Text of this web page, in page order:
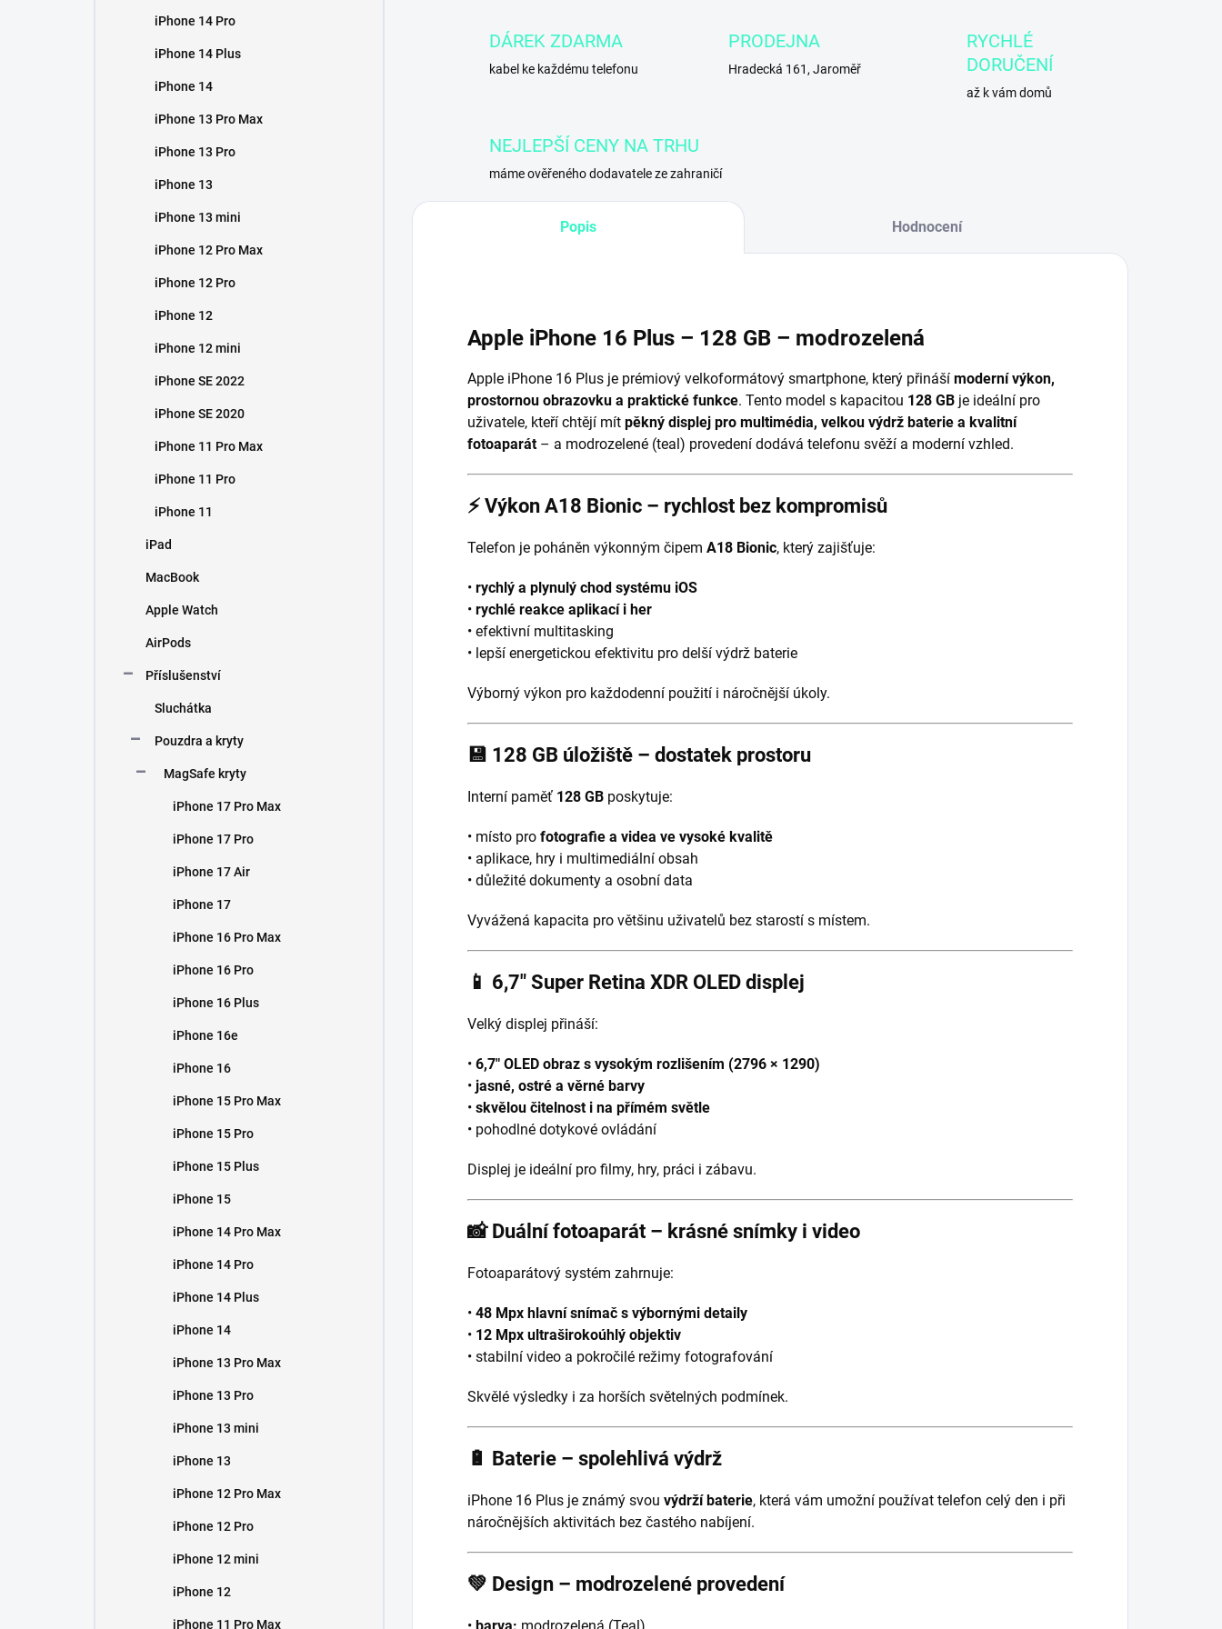
iPhone 14 Pro
iPhone 14 Plus
iPhone 14
iPhone 13 Pro Max
iPhone 13 Pro
iPhone 13
iPhone 13 mini
iPhone 12 Pro Max
iPhone 12 Pro
iPhone 12
iPhone 12 mini
iPhone SE 2022
iPhone SE 2020
iPhone 11 Pro Max
iPhone 11 Pro
iPhone 11
iPad
MacBook
Apple Watch
AirPods
Příslušenství
Sluchátka
Pouzdra a kryty
MagSafe kryty
iPhone 17 Pro Max
iPhone 17 Pro
iPhone 17 Air
iPhone 17
iPhone 16 Pro Max
iPhone 16 Pro
iPhone 16 Plus
iPhone 16e
iPhone 16
iPhone 15 Pro Max
iPhone 15 Pro
iPhone 15 Plus
iPhone 15
iPhone 14 Pro Max
iPhone 14 Pro
iPhone 14 Plus
iPhone 14
iPhone 13 Pro Max
iPhone 13 Pro
iPhone 13 mini
iPhone 13
iPhone 12 Pro Max
iPhone 12 Pro
iPhone 12 mini
iPhone 12
iPhone 11 Pro Max
DÁREK ZDARMA
kabel ke každému telefonu
PRODEJNA
Hradecká 161, Jaroměř
RYCHLÉ
DORUČENÍ
až k vám domů
NEJLEPŠÍ CENY NA TRHU
máme ověřeného dodavatele ze zahraničí
Popis Hodnocení
Apple iPhone 16 Plus – 128 GB – modrozelená
Apple iPhone 16 Plus je prémiový velkoformátový smartphone, který přináší moderní výkon,
prostornou obrazovku a praktické funkce. Tento model s kapacitou 128 GB je ideální pro
uživatele, kteří chtějí mít pěkný displej pro multimédia, velkou výdrž baterie a kvalitní
fotoaparát– a modrozelené (teal) provedení dodává telefonu svěží a moderní vzhled.
⚡ Výkon A18 Bionic – rychlost bez kompromisů
Telefon je poháněn výkonným čipem A18 Bionic, který zajišťuje:
• rychlý a plynulý chod systému iOS
• rychlé reakce aplikací i her
• efektivní multitasking
• lepší energetickou efektivitu pro delší výdrž baterie
Výborný výkon pro každodenní použití i náročnější úkoly.
💾 128 GB úložiště – dostatek prostoru
Interní paměť 128 GB poskytuje:
• místo pro fotografie a videa ve vysoké kvalitě
• aplikace, hry i multimediální obsah
• důležité dokumenty a osobní data
Vyvážená kapacita pro většinu uživatelů bez starostí s místem.
📱 6,7″ Super Retina XDR OLED displej
Velký displej přináší:
• 6,7″ OLED obraz s vysokým rozlišením (2796 × 1290)
• jasné, ostré a věrné barvy
• skvělou čitelnost i na přímém světle
• pohodlné dotykové ovládání
Displej je ideální pro filmy, hry, práci i zábavu.
📸 Duální fotoaparát – krásné snímky i video
Fotoaparátový systém zahrnuje:
• 48 Mpx hlavní snímač s výbornými detaily
• 12 Mpx ultraširokoúhlý objektiv
• stabilní video a pokročilé režimy fotografování
Skvělé výsledky i za horších světelných podmínek.
🔋 Baterie – spolehlivá výdrž
iPhone 16 Plus je známý svou výdrží baterie, která vám umožní používat telefon celý den i při
náročnějších aktivitách bez častého nabíjení.
💚 Design – modrozelené provedení